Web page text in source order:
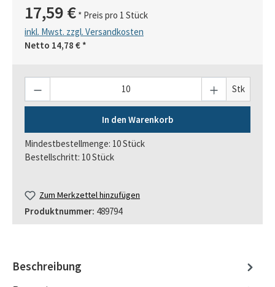
17,59 € * Preis pro 1 Stück
inkl. Mwst. zzgl. Versandkosten
Netto 14,78 € *
Stk
In den Warenkorb
Mindestbestellmenge: 10 Stück
Bestellschritt: 10 Stück
Zum Merkzettel hinzufügen
Produktnummer: 489794
Beschreibung